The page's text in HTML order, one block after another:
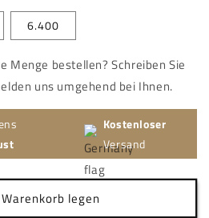
6.400
Menge bestellen? Schreiben Sie
uns umgehend bei Ihnen.
Kostenloser
Versand
legen